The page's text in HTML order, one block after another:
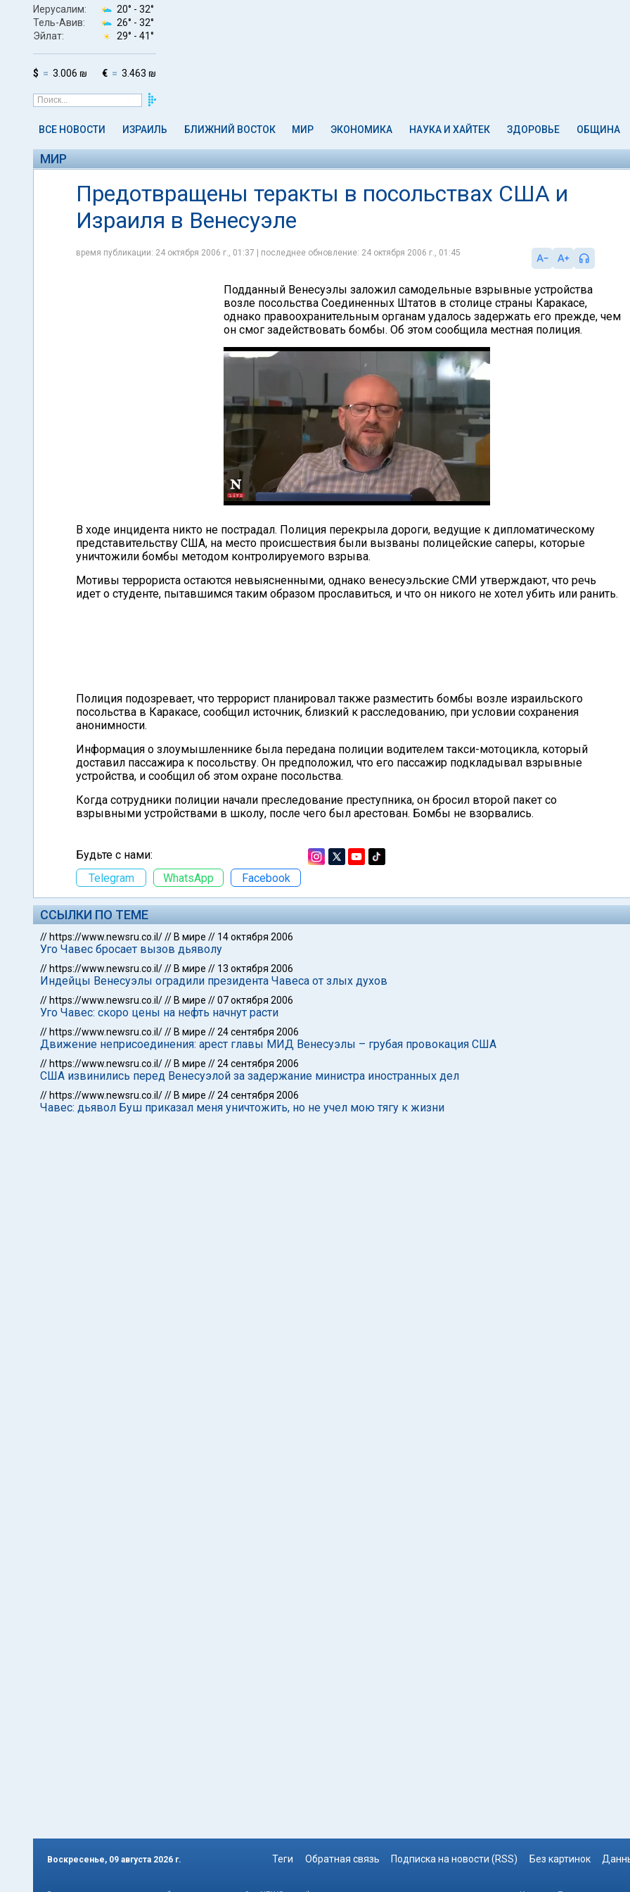
Иерусалим: 20° - 32°
Тель-Авив:
26° - 32°
Эйлат:
29° - 41°
$ 3.006 ₪ € 3.463 ₪
ВСЕ НОВОСТИ ИЗРАИЛЬ БЛИЖНИЙ ВОСТОК МИР ЭКОНОМИКА НАУКА И ХАЙТЕК ЗДОРОВЬЕ ОБЩИНА
МИР
Предотвращены теракты в посольствах США и
Израиля в Венесуэле
время публикации: 24 октября 2006 г., 01:37 | последнее обновление: 24 октября 2006 г., 01:45
Подданный Венесуэлы заложил самодельные взрывные устройства
возле посольства Соединенных Штатов в столице страны Каракасе,
однако правоохранительным органам удалось задержать его прежде, чем
он смог задействовать бомбы. Об этом сообщила местная полиция.
В ходе инцидента никто не пострадал. Полиция перекрыла дороги, ведущие к дипломатическому
представительству США, на место происшествия были вызваны полицейские саперы, которые
уничтожили бомбы методом контролируемого взрыва.
Мотивы террориста остаются невыясненными, однако венесуэльские СМИ утверждают, что речь
идет о студенте, пытавшимся таким образом прославиться, и что он никого не хотел убить или ранить.
Полиция подозревает, что террорист планировал также разместить бомбы возле израильского
посольства в Каракасе, сообщил источник, близкий к расследованию, при условии сохранения
анонимности.
Информация о злоумышленнике была передана полиции водителем такси-мотоцикла, который
доставил пассажира к посольству. Он предположил, что его пассажир подкладывал взрывные
устройства, и сообщил об этом охране посольства.
Когда сотрудники полиции начали преследование преступника, он бросил второй пакет со
взрывными устройствами в школу, после чего был арестован. Бомбы не взорвались.
Будьте с нами:
Telegram
WhatsApp Facebook
ССЫЛКИ ПО ТЕМЕ
// https://www.newsru.co.il/// В мире // 14 октября 2006
Уго Чавес бросает вызов дьяволу
// https://www.newsru.co.il/// В мире // 13 октября 2006
Индейцы Венесуэлы оградили президента Чавеса от злых духов
// https://www.newsru.co.il/// В мире //07 октября 2006
Уго Чавес: скоро цены на нефть начнут расти
// https://www.newsru.co.il/// В мире //24 сентября 2006
Движение неприсоединения: арест главы МИД Венесуэлы – грубая провокация США
// https://www.newsru.co.il/// В мире //24 сентября 2006
США извинились перед Венесуэлой за задержание министра иностранных дел
// https://www.newsru.co.il/// В мире //24 сентября 2006
Чавес: дьявол Буш приказал меня уничтожить, но не учел мою тягу к жизни
Воскресенье, 09 августа 2026 г. Теги Обратная связь Подписка на новости (RSS) Без картинок